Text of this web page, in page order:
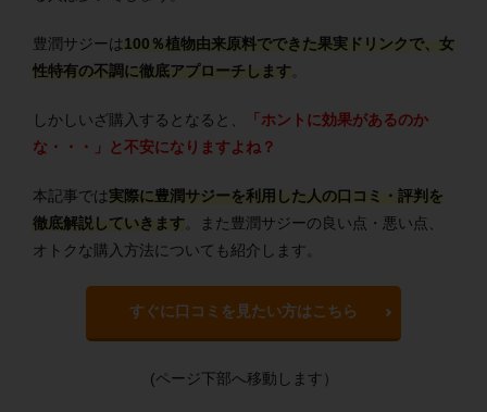
豊潤サジーは100％植物由来原料でできた果実ドリンクで、女
性特有の不調に徹底アプローチします
しかしいざ購入するとなると、
「ホントに効果があるのか
な・・・」と不安になりますよね？
本記事では実際に豊潤サジーを利用した人の口コミ・評判を
徹底解説していきます 。また豊潤サジーの良い点・悪い点、
オトクな購入方法についても紹介します。
すぐに口コミを見たい方はこちら
(ページ下部へ移動します）